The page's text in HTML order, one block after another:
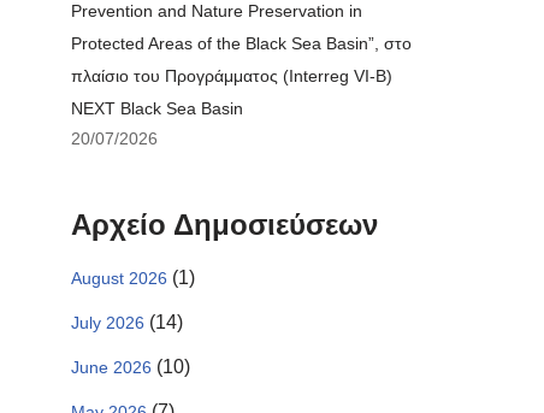
Prevention and Nature Preservation in
Protected Areas of the Black Sea Basin”, στο
πλαίσιο του Προγράμματος (Interreg VI-B)
NEXT Black Sea Basin
20/07/2026
Αρχείο Δημοσιεύσεων
August 2026 (1)
July 2026 (14)
June 2026 (10)